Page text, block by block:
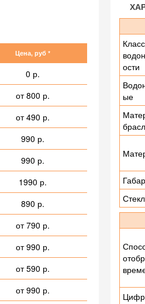
Цена, руб *
0 р.
от 800 р.
от 490 р.
990 р.
990 р.
1990 р.
890 р.
от 790 р.
от 990 р.
от 590 р.
от 990 р.
Класс
ости
ые